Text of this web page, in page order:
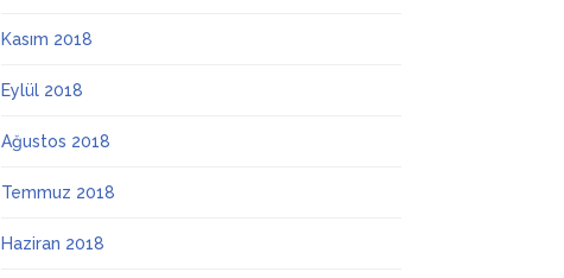
Kasım 2018
Eylül 2018
Ağustos 2018
Temmuz 2018
Haziran 2018